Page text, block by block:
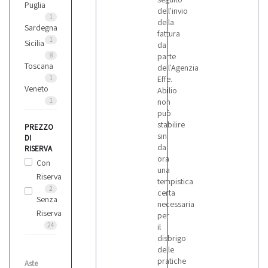
Renault
Puglia
1
Sardegna
1
Sicilia
8
Toscana
1
Veneto
1
PREZZO
DI
RISERVA
Con
Riserva
2
Senza
Riserva
24
Aste
dell'invio
della
fattura
da
parte
dell'Agenzia
Effe.
Abilio
non
può
stabilire
sin
da
ora
una
tempistica
certa
necessaria
per
il
disbrigo
delle
pratiche